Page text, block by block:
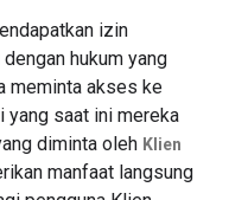
izin
hukum yang
meminta akses ke
yang saat ini mereka
diminta oleh Klien
manfaat langsung